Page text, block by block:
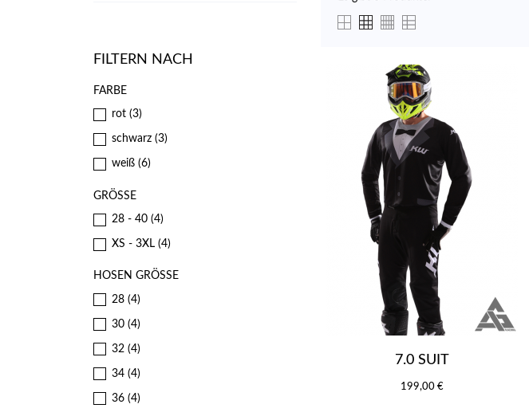
FILTERN NACH
FARBE
rot (3)
schwarz (3)
weiß (6)
GRÖSSE
28 - 40 (4)
XS - 3XL (4)
HOSEN GRÖSSE
28 (4)
30 (4)
32 (4)
34 (4)
36 (4)
7.0 SUIT
199,00 €